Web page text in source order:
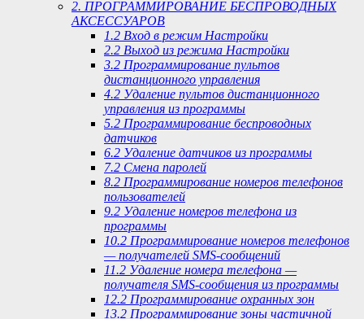
2. ПРОГРАММИРОВАНИЕ БЕСПРОВОДНЫХ
АКСЕССУАРОВ
1.2 Вход в режим Настройки
2.2 Выход из режима Настройки
3.2 Программирование пультов
дистанционного управления
4.2 Удаление пультов дистанционного
управления из программы
5.2 Программирование беспроводных
датчиков
6.2 Удаление датчиков из программы
7.2 Смена паролей
8.2 Программирование номеров телефонов
пользователей
9.2 Удаление номеров телефона из
программы
10.2 Программирование номеров телефонов
— получателей SMS-сообщений
11.2 Удаление номера телефона —
получателя SMS-сообщения из программы
12.2 Программирование охранных зон
13.2 Программирование зоны частичной